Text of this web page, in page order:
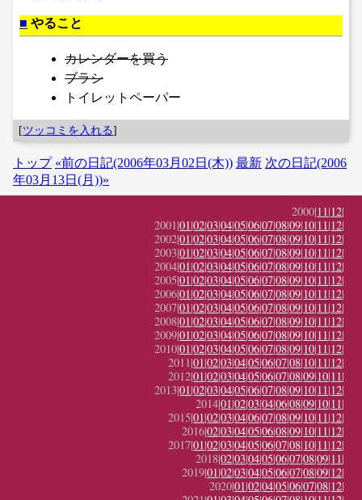
■ やること
カレンダーを買う
ブラシ
トイレットペーパー
[ツッコミを入れる]
トップ «前の日記(2006年03月02日(木)) 最新 次の日記(2006
年03月13日(月))»
2000|11|12|
2001|01|02|03|04|05|06|07|08|09|10|11|12|
2002|01|02|03|04|05|06|07|08|09|10|11|12|
2003|01|02|03|04|05|06|07|08|09|10|11|12|
2004|01|02|03|04|05|06|07|08|09|10|11|12|
2005|01|02|03|04|05|06|07|08|09|10|11|12|
2006|01|02|03|04|05|06|07|08|09|10|11|12|
2007|01|02|03|04|05|06|07|08|09|10|11|12|
2008|01|02|03|04|05|06|07|08|09|10|11|12|
2009|01|02|03|04|05|06|07|08|09|10|11|12|
2010|01|02|03|04|05|06|07|08|09|10|11|12|
2011|01|02|03|04|05|06|07|08|10|11|12|
2012|01|02|03|04|05|06|07|08|09|10|11|
2013|01|02|03|04|05|06|07|08|09|10|11|12|
2014|01|02|03|04|06|08|09|10|11|
2015|01|02|03|04|06|07|08|09|10|11|12|
2016|02|03|04|05|06|08|09|10|11|12|
2017|01|02|03|04|05|06|07|08|10|11|12|
2018|02|03|04|05|06|07|08|09|11|
2019|01|02|03|04|05|06|07|08|09|12|
2020|01|02|04|05|06|07|08|12|